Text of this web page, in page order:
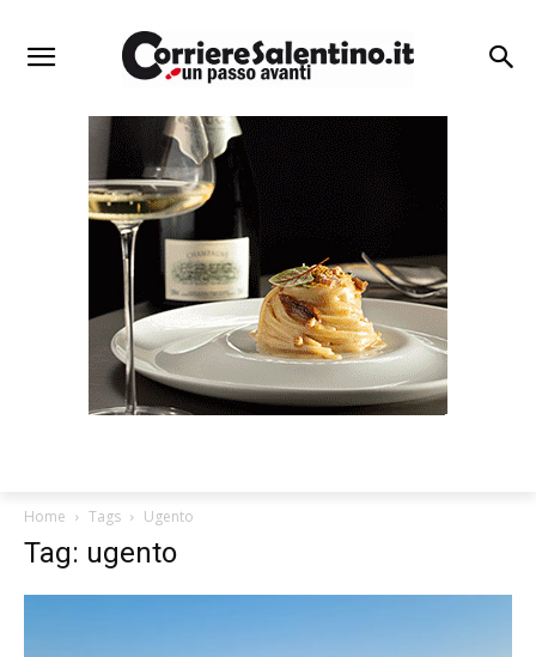
Home Tags Ugento
Tag: ugento